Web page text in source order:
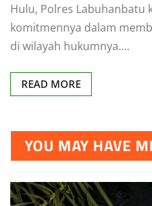
Hulu, Polres Labuhanbatu
komitmennya dalam
di wilayah hukumnya.…
READ MORE
YOU MAY HAVE